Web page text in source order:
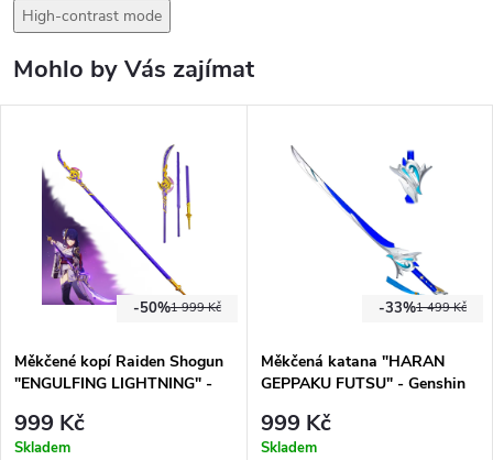
High-contrast mode
Mohlo by Vás zajímat
1 999 Kč
-50%
Měkčené kopí Raiden Shogun
"ENGULFING LIGHTNING" -
999 Kč
Skladem
1 499 Kč
-33%
Měkčená katana "HARAN
GEPPAKU FUTSU" - Genshin
999 Kč
Skladem